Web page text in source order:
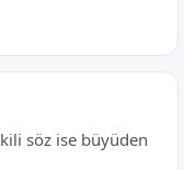
söz ise büyüden